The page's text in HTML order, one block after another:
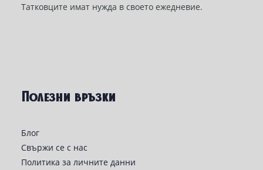
Татковците имат нужда в своето ежедневие.
Полезни връзки
Блог
Свържи се с нас
Политика за личните данни